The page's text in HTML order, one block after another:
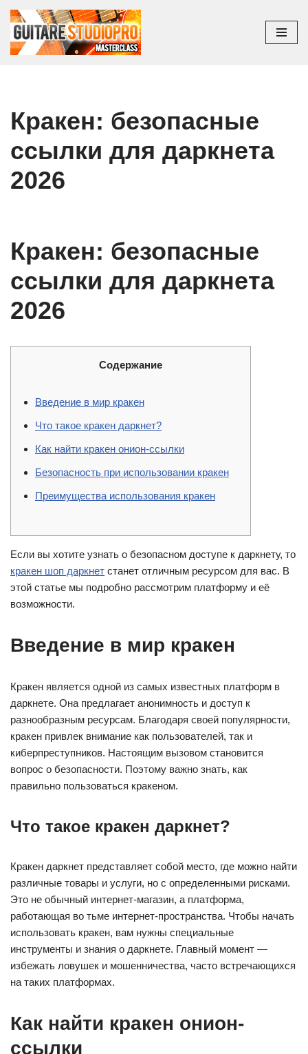
Aller
au
Кракен: безопасные
ссылки для даркнета
2026
Кракен: безопасные
ссылки для даркнета
2026
Содержание
Введение в мир кракен
Что такое кракен даркнет?
Как найти кракен онион-ссылки
Безопасность при использовании кракен
Преимущества использования кракен
Если вы хотите узнать о безопасном доступе к даркнету, то
кракен шоп даркнет станет отличным ресурсом для вас. В
этой статье мы подробно рассмотрим платформу и её
возможности.
Введение в мир кракен
Кракен является одной из самых известных платформ в
даркнете. Она предлагает анонимность и доступ к
разнообразным ресурсам. Благодаря своей популярности,
кракен привлек внимание как пользователей, так и
киберпреступников. Настоящим вызовом становится
вопрос о безопасности. Поэтому важно знать, как
правильно пользоваться кракеном.
Что такое кракен даркнет?
Кракен даркнет представляет собой место, где можно найти
различные товары и услуги, но с определенными рисками.
Это не обычный интернет-магазин, а платформа,
работающая во тьме интернет-пространства. Чтобы начать
использовать кракен, вам нужны специальные
инструменты и знания о даркнете. Главный момент —
избежать ловушек и мошенничества, часто встречающихся
на таких платформах.
Как найти кракен онион-
ссылки